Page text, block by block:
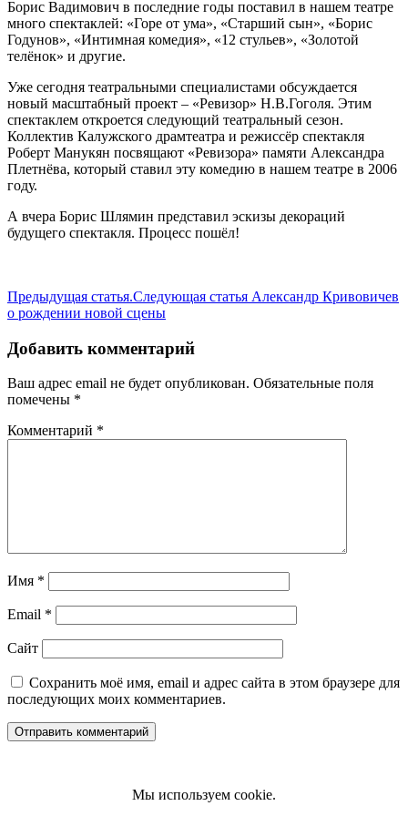
Борис Вадимович в последние годы поставил в нашем театре
много спектаклей: «Горе от ума», «Старший сын», «Борис
Годунов», «Интимная комедия», «12 стульев», «Золотой
телёнок» и другие.
Уже сегодня театральными специалистами обсуждается
новый масштабный проект – «Ревизор» Н.В.Гоголя. Этим
спектаклем откроется следующий театральный сезон.
Коллектив Калужского драмтеатра и режиссёр спектакля
Роберт Манукян посвящают «Ревизора» памяти Александра
Плетнёва, который ставил эту комедию в нашем театре в 2006
году.
А вчера Борис Шлямин представил эскизы декораций
будущего спектакля. Процесс пошёл!
Предыдущая статья.Следующая статья Александр Кривовичев
о рождении новой сцены
Добавить комментарий
Ваш адрес email не будет опубликован. Обязательные поля
помечены *
Комментарий *
Имя *
Email *
Сайт
Сохранить моё имя, email и адрес сайта в этом браузере для
последующих моих комментариев.
Мы используем cookie.